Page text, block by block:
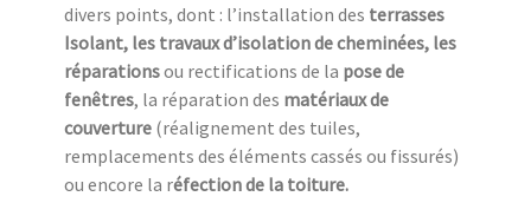
divers points, dont : l’installation des terrasses
Isolant, les travaux d’isolation de cheminées, les
réparationsou rectifications de la pose de
fenêtres, la réparation des matériaux de
couverture (réalignement des tuiles,
remplacements des éléments cassés ou fissurés)
ou encore la réfection de la toiture.